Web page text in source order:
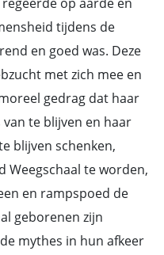
tijdens de
en goed was. Deze
met zich mee en
gedrag dat haar
te blijven en haar
blijven schenken,
Weegschaal te worden,
en rampspoed de
geborenen zijn
mythes in hun afkeer